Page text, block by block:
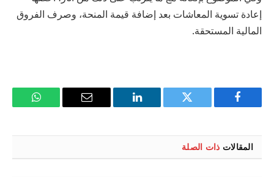
إعادة تسوية المعاشات بعد إضافة قيمة المنحة، وصرف الفروق
المالية المستحقة.
فيسبوك تويتر لينكدإن
البريد
واتساب
المقالات ذات الصلة